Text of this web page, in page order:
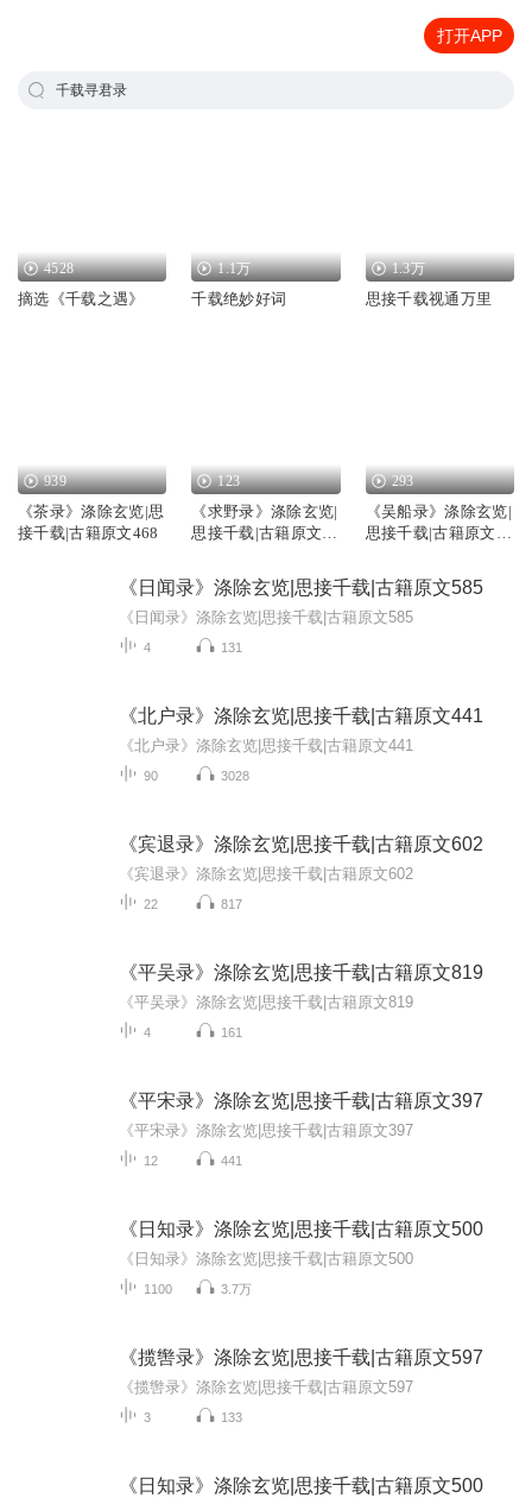
打开APP
千载寻君录
4528
摘选《千载之遇》
1.1万
千载绝妙好词
1.3万
思接千载视通万里
939
《茶录》涤除玄览|思
接千载|古籍原文468
123
《求野录》涤除玄览|
思接千载|古籍原文
293
《吴船录》涤除玄览|
思接千载|古籍原文
《日闻录》涤除玄览|思接千载|古籍原文585
《日闻录》涤除玄览|思接千载|古籍原文585
4 131
《北户录》涤除玄览|思接千载|古籍原文441
《北户录》涤除玄览|思接千载|古籍原文441
90 3028
《宾退录》涤除玄览|思接千载|古籍原文602
《宾退录》涤除玄览|思接千载|古籍原文602
22 817
《平吴录》涤除玄览|思接千载|古籍原文819
《平吴录》涤除玄览|思接千载|古籍原文819
4 161
《平宋录》涤除玄览|思接千载|古籍原文397
《平宋录》涤除玄览|思接千载|古籍原文397
12 441
《日知录》涤除玄览|思接千载|古籍原文500
《日知录》涤除玄览|思接千载|古籍原文500
1100 3.7万
《揽辔录》涤除玄览|思接千载|古籍原文597
《揽辔录》涤除玄览|思接千载|古籍原文597
3 133
《日知录》涤除玄览|思接千载|古籍原文500